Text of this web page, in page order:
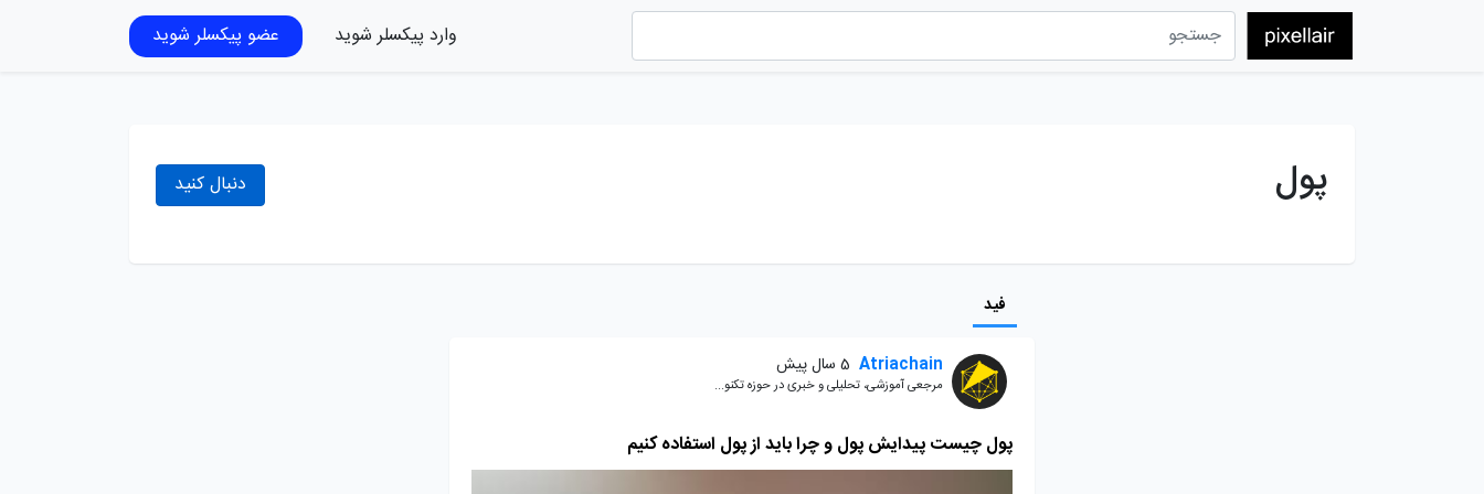
وارد پیکسلر شوید عضو پیکسلر شوید
پول دنبال کنید
فید
Atriachain 5 سال پیش
مرجعی آموزشی، تحلیلی و خبری در حوزه تکنو...
پول چیست پیدایش پول و چرا باید از پول استفاده کنیم